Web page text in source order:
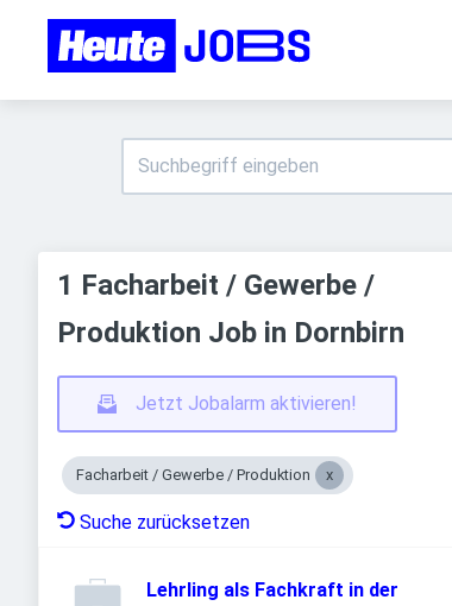
1 Facharbeit / Gewerbe /
Produktion Job in Dornbirn
Jetzt Jobalarm aktivieren!
Facharbeit / Gewerbe / Produktion
Suche zurücksetzen
Lehrling als Fachkraft in der